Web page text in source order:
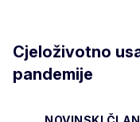
Cjeloživotno
pandemije